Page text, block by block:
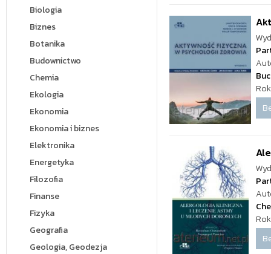
Biologia
Biznes
Botanika
Budownictwo
Chemia
Ekologia
Ekonomia
Ekonomia i biznes
Elektronika
Energetyka
Filozofia
Finanse
Fizyka
Geografia
Geologia, Geodezja